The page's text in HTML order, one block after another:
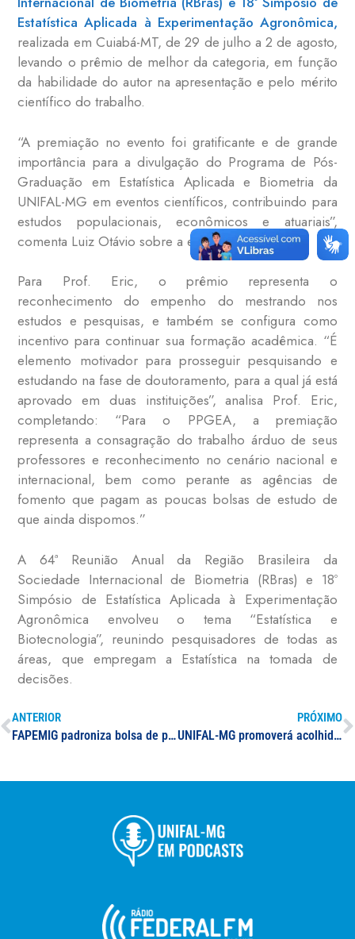
Estatística Aplicada à Experimentação Agronômica,
realizada em Cuiabá-MT, de 29 de julho a 2 de agosto,
levando o prêmio de melhor da categoria, em função
da habilidade do autor na apresentação e pelo mérito
científico do trabalho.
“A premiação no evento foi gratificante e de grande
importância para a divulgação do Programa de Pós-
Graduação em Estatística Aplicada e Biometria da
UNIFAL-MG em eventos científicos, contribuindo para
estudos populacionais, econômicos e atuariais”,
comenta Luiz Otávio sobre a experiência.
Para Prof. Eric, o prêmio representa o
reconhecimento do empenho do mestrando nos
estudos e pesquisas, e também se configura como
incentivo para continuar sua formação acadêmica. “É
elemento motivador para prosseguir pesquisando e
estudando na fase de doutoramento, para a qual já está
aprovado em duas instituições”, analisa Prof. Eric,
completando: “Para o PPGEA, a premiação
representa a consagração do trabalho árduo de seus
professores e reconhecimento no cenário nacional e
internacional, bem como perante as agências de
fomento que pagam as poucas bolsas de estudo de
que ainda dispomos.”
A 64ª Reunião Anual da Região Brasileira da
Sociedade Internacional de Biometria (RBras) e 18º
Simpósio de Estatística Aplicada à Experimentação
Agronômica envolveu o tema “Estatística e
Biotecnologia”, reunindo pesquisadores de todas as
áreas, que empregam a Estatística na tomada de
decisões.
ANTERIOR
FAPEMIG padroniza bolsa de pesquisa para projetos
PRÓXIMO
UNIFAL-MG promoverá acolhida ao calouro e aula magna “Em defesa da Universidade: ciência, inovação, internacionalização e investimentos no Brasil”